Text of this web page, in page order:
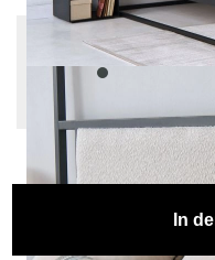
Konfiguration bearbeiten
Farben:
Anthrazit,
Einlegetiefe: 10 cm,
In